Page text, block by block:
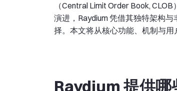
（Central Limit Order Book,
演进，Raydium 凭借其独特架构
择。本文将从核心功能、机制与用
Raydium 提供